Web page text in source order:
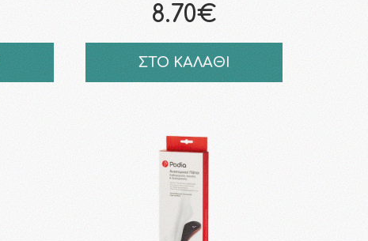
8.70€
ΣΤΟ ΚΑΛΑΘΙ